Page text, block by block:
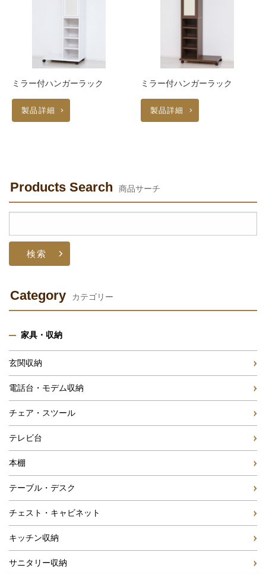
ミラー付ハンガーラック
製品詳細
ミラー付ハンガーラック
製品詳細
Products Search 商品サーチ
Category カテゴリー
家具・収納
玄関収納
電話台・モデム収納
チェア・スツール
テレビ台
本棚
テーブル・デスク
チェスト・キャビネット
キッチン収納
サニタリー収納